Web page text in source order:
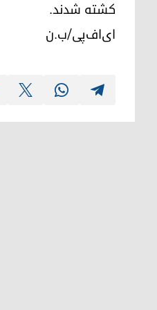
کشته شدند.
ای‌اف‌پی/ب.ن